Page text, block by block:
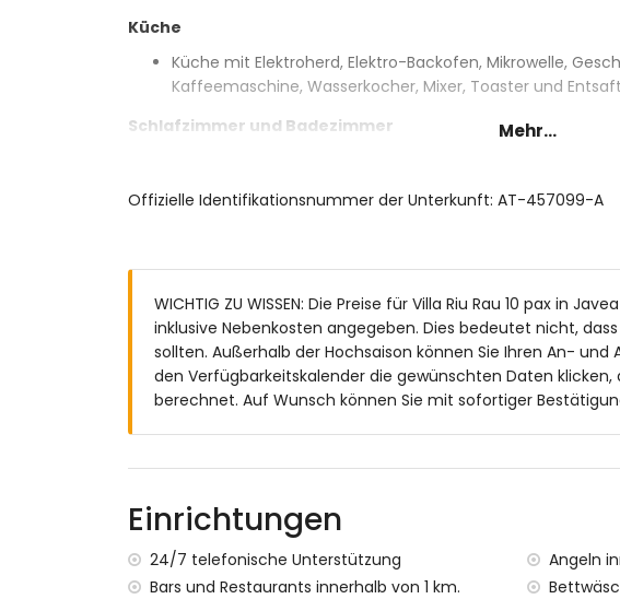
Küche
Küche mit Elektroherd, Elektro-Backofen, Mikrowelle,
Kaffeemaschine, Wasserkocher, Mixer, Toaster und
Schlafzimmer und Badezimmer
2 Schlafzimmer, jedes mit 2 Einzelbetten (200 x 90 cm)
Badezimmer mit Einzelwaschbecken, Dusche und WC
Außenbereich der Villa
großes und eingezäuntes Grundstück
privater Pool mit den Maßen 10m x 5m und 2m tief
Außenküche und Grill
Außensitzbereich und Essbereich im Freien
4 private, abgeschlossene Parkplätze
Dachterrasse
Mehr...
Offizielle Identifikationsnummer der Unterkunft: AT-457099-A
WICHTIG ZU WISSEN: Die Preise für Villa Riu Rau 10 pax in
inklusive Nebenkosten angegeben. Dies bedeutet nicht,
sollten. Außerhalb der Hochsaison können Sie Ihren An-
den Verfügbarkeitskalender die gewünschten Daten
berechnet. Auf Wunsch können Sie mit sofortiger
Einrichtungen
24/7 telefonische Unterstützung
Angeln
Bars und Restaurants innerhalb von 1 km.